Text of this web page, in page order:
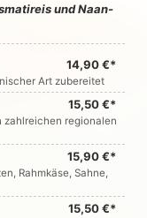
und Naan-
14,90 €*
Art zubereitet
15,50 €*
zahlreichen regionalen
15,90 €*
Rahmkäse, Sahne,
15,50 €*